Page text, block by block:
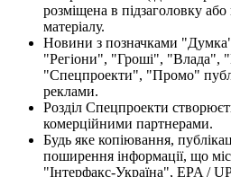
розміщена в підзаголовку
матеріалу.
Новини з позначками
"Регіони", "Гроші", "Влада",
"Спецпроекти", "Промо"
реклами.
Розділ Спецпроекти
комерційними партнерами.
Будь яке копіювання,
поширення інформації, що
"Інтерфакс-Україна", EPA /